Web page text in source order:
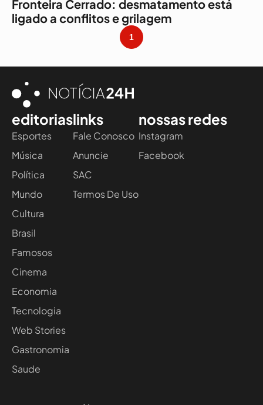
Fronteira Cerrado: desmatamento está
ligado a conflitos e grilagem
1
editorias
Esportes
Música
Política
Mundo
Cultura
Brasil
Famosos
Cinema
Economia
Tecnologia
Web Stories
Gastronomia
Saude
links
Fale Conosco
Anuncie
SAC
Termos De Uso
nossas redes
Instagram
Facebook